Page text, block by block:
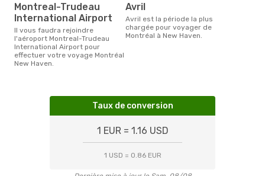
Montreal-Trudeau
International Airport
Il vous faudra rejoindre
l'aéroport Montreal-Trudeau
International Airport pour
effectuer votre voyage Montréal
New Haven.
avril
avril est la période la plus
chargée pour voyager de
Montréal à New Haven.
Taux de conversion
1 EUR = 1.16 USD
1 USD = 0.86 EUR